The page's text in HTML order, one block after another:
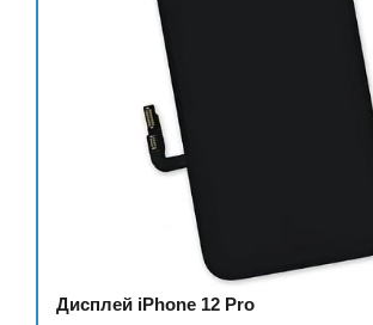
Дисплей iPhone 12 Pro